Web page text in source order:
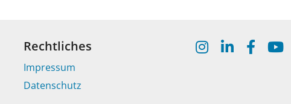
Rechtliches
Impressum
Datenschutz